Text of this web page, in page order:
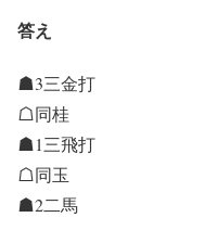
答え
☗3三金打
☖同桂
☗1三飛打
☖同玉
☗2二馬